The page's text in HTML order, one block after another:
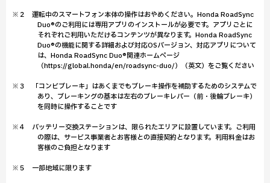
※２ 運転中のスマートフォン本体の操作はおやめください。Honda RoadSync
Duo®のご利用には専用アプリのインストールが必要です。アプリごとに
それぞれご利用いただけるコンテンツが異なります。Honda RoadSync
Duo®の機能に関する詳細および対応OSバージョン、対応アプリについて
は、Honda RoadSync Duo®関連ホームページ
（https://global.honda/en/roadsync-duo/）（英文）をご覧ください
※３ 「コンビブレーキ」はあくまでもブレーキ操作を補助するためのシステムで
あり、ブレーキングの基本は左右のブレーキレバー（前・後輪ブレーキ）
を同時に操作することです
※４ バッテリー交換ステーションは、限られたエリアに設置しています。ご利用
の際は、サービス事業者とお客様との直接契約となります。利用料金はお
客様のご負担となります
※５ 一部地域に限ります